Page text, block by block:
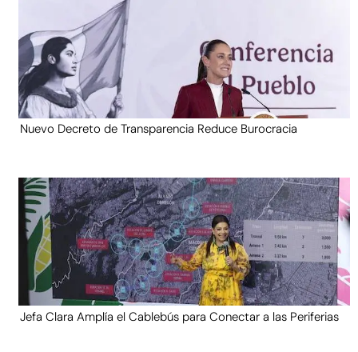
Nuevo Decreto de Transparencia Reduce Burocracia
Jefa Clara Amplía el Cablebús para Conectar a las Periferias